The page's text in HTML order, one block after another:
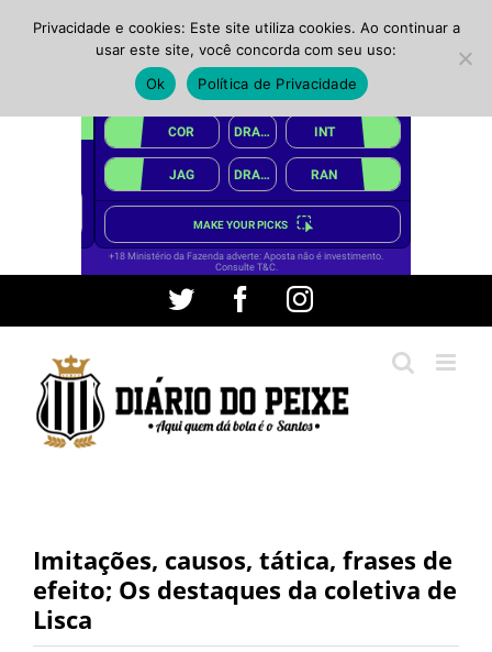
conteúdo
Twitter FacebookInstagram
Imitações, causos, tática, frases de
efeito; Os destaques da coletiva de
Lisca
Privacidade e cookies: Este site utiliza cookies. Ao continuar a
usar este site, você concorda com seu uso:
Ok
Política de Privacidade